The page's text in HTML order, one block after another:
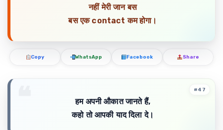
नहीं मेरी जान बस
बस एक contact कम होगा।
Copy WhatsApp Facebook Share
हम अपनी औकात जानते हैं,
कहो तो आपकी याद दिला दे।
#47